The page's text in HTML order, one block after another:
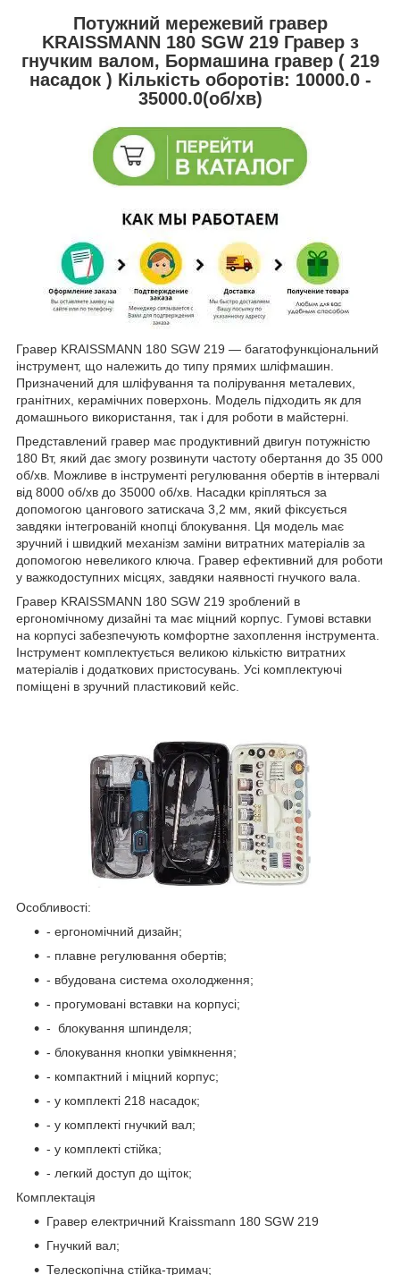
Потужний мережевий гравер
KRAISSMANN 180 SGW 219 Гравер з
гнучким валом, Бормашина гравер ( 219
насадок ) Кількість оборотів: 10000.0 -
35000.0(об/хв)
Гравер KRAISSMANN 180 SGW 219 — багатофункціональний
інструмент, що належить до типу прямих шліфмашин.
Призначений для шліфування та полірування металевих,
гранітних, керамічних поверхонь. Модель підходить як для
домашнього використання, так і для роботи в майстерні.
Представлений гравер має продуктивний двигун потужністю
180 Вт, який дає змогу розвинути частоту обертання до 35 000
об/хв. Можливе в інструменті регулювання обертів в інтервалі
від 8000 об/хв до 35000 об/хв. Насадки кріпляться за
допомогою цангового затискача 3,2 мм, який фіксується
завдяки інтегрованій кнопці блокування. Ця модель має
зручний і швидкий механізм заміни витратних матеріалів за
допомогою невеликого ключа. Гравер ефективний для роботи
у важкодоступних місцях, завдяки наявності гнучкого вала.
Гравер KRAISSMANN 180 SGW 219 зроблений в
ергономічному дизайні та має міцний корпус. Гумові вставки
на корпусі забезпечують комфортне захоплення інструмента.
Інструмент комплектується великою кількістю витратних
матеріалів і додаткових пристосувань. Усі комплектуючі
поміщені в зручний пластиковий кейс.
Особливості:
- ергономічний дизайн;
- плавне регулювання обертів;
- вбудована система охолодження;
- прогумовані вставки на корпусі;
- блокування шпинделя;
- блокування кнопки увімкнення;
- компактний і міцний корпус;
- у комплекті 218 насадок;
- у комплекті гнучкий вал;
- у комплекті стійка;
- легкий доступ до щіток;
Комплектація
Гравер електричний Kraissmann 180 SGW 219
Гнучкий вал;
Телескопічна стійка-тримач;